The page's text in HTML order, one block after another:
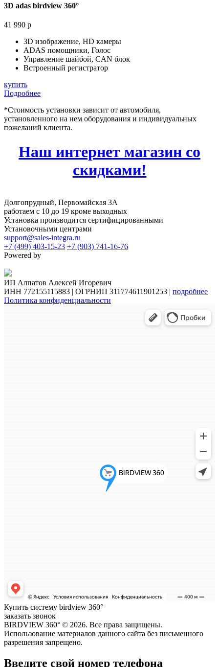
3D adas birdview 360°
41 990 р
3D изображение, HD камеры
ADAS помощники, Голос
Управление шайбой, CAN блок
Встроенный регистратор
купить
Подробнее
*Стоимость установки зависит от автомобиля,
установленного на нем оборудования и индивидуальных
пожеланий клиента.
Наш интернет магазин со
скидками!
Долгопрудный, Первомайская 3А
работаем с 10 до 19 кроме выходных
Установка производится сертифицированными
Установочными центрами
support@sales-integra.ru
+7 (499) 403-15-23 +7 (903) 741-16-76
Powered by
ИП Алпатов Алексей Игоревич
ИНН 772155115883 | ОГРНИП 311774611901253 | подробнее
Политика конфиденциальности
Купить систему birdview 360°
заказать звонок
BIRDVIEW 360° © 2026. Все права защищены.
Использование материалов данного сайта без письменного
разрешения запрещено.
Введите свой номер телефона